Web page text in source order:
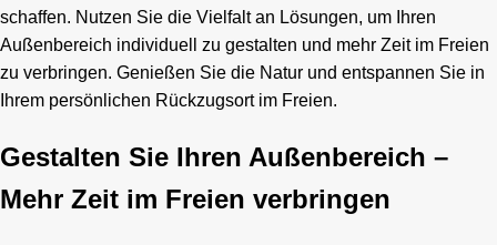
schaffen. Nutzen Sie die Vielfalt an Lösungen, um Ihren
Außenbereich individuell zu gestalten und mehr Zeit im Freien
zu verbringen. Genießen Sie die Natur und entspannen Sie in
Ihrem persönlichen Rückzugsort im Freien.
Gestalten Sie Ihren Außenbereich –
Mehr Zeit im Freien verbringen